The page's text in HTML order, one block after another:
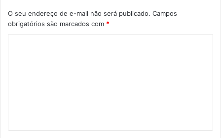
O seu endereço de e-mail não será publicado. Campos
obrigatórios são marcados com *
á